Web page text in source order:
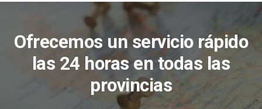
Ofrecemos un servicio rápido
las 24 horas en todas las
provincias